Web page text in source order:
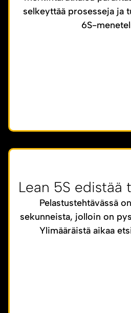
selkeyttää prosesseja ja
6S-
Lean 5S edistää
Pelastustehtävässä
sekunneista, jolloin on
Ylimääräistä aikaa